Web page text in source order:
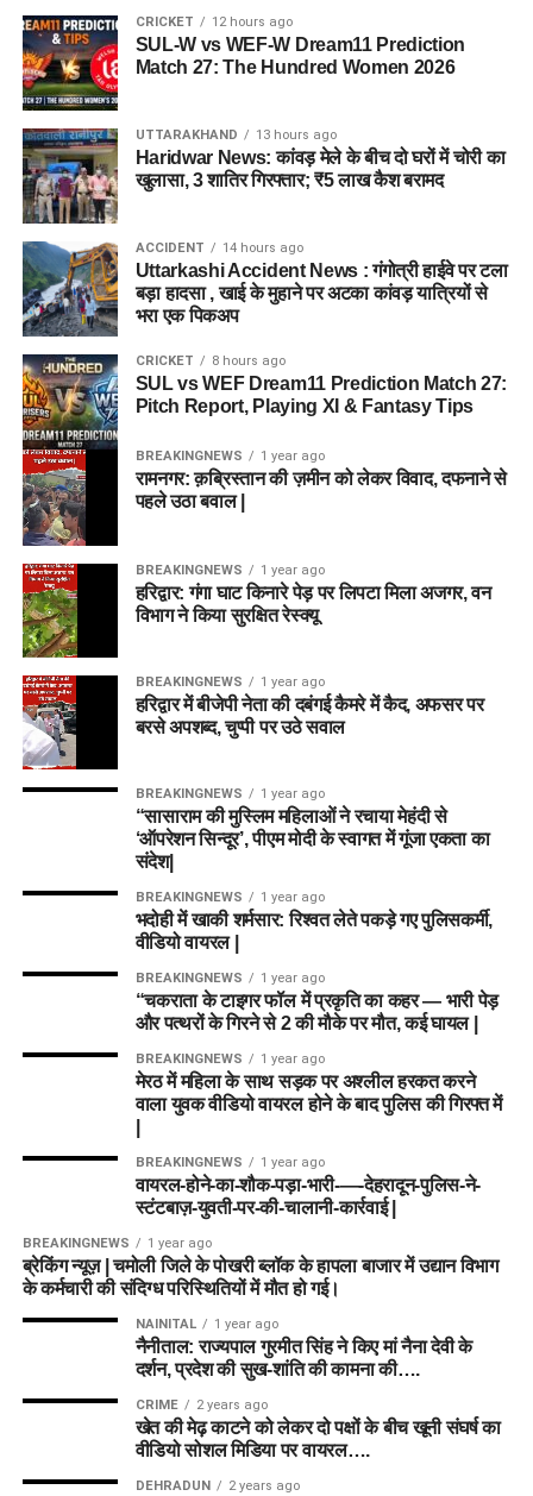
CRICKET 12 hours ago
SUL-W vs WEF-W Dream11 Prediction
Match 27: The Hundred Women 2026
UTTARAKHAND 13 hours ago
Haridwar News: कांवड़ मेले के बीच दो घरों में चोरी का
खुलासा, 3 शातिर गिरफ्तार; ₹5 लाख कैश बरामद
ACCIDENT 14 hours ago
Uttarkashi Accident News : गंगोत्री हाईवे पर टला
बड़ा हादसा , खाई के मुहाने पर अटका कांवड़ यात्रियों से
भरा एक पिकअप
CRICKET 8 hours ago
SUL vs WEF Dream11 Prediction Match 27:
Pitch Report, Playing XI & Fantasy Tips
BREAKINGNEWS 1 year ago
रामनगर: क़ब्रिस्तान की ज़मीन को लेकर विवाद, दफनाने से
पहले उठा बवाल |
BREAKINGNEWS 1 year ago
हरिद्वार: गंगा घाट किनारे पेड़ पर लिपटा मिला अजगर, वन
विभाग ने किया सुरक्षित रेस्क्यू
BREAKINGNEWS 1 year ago
हरिद्वार में बीजेपी नेता की दबंगई कैमरे में कैद, अफसर पर
बरसे अपशब्द, चुप्पी पर उठे सवाल
BREAKINGNEWS 1 year ago
“सासाराम की मुस्लिम महिलाओं ने रचाया मेहंदी से
‘ऑपरेशन सिन्दूर’, पीएम मोदी के स्वागत में गूंजा एकता का
संदेश|
BREAKINGNEWS 1 year ago
भदोही में खाकी शर्मसार: रिश्वत लेते पकड़े गए पुलिसकर्मी,
वीडियो वायरल |
BREAKINGNEWS 1 year ago
“चकराता के टाइगर फॉल में प्रकृति का कहर — भारी पेड़
और पत्थरों के गिरने से 2 की मौके पर मौत, कई घायल |
BREAKINGNEWS 1 year ago
मेरठ में महिला के साथ सड़क पर अश्लील हरकत करने
वाला युवक वीडियो वायरल होने के बाद पुलिस की गिरफ्त में
BREAKINGNEWS 1 year ago
वायरल-होने-का-शौक-पड़ा-भारी-—-देहरादून-पुलिस-ने-
स्टंटबाज़-युवती-पर-की-चालानी-कार्रवाई |
BREAKINGNEWS 1 year ago
ब्रेकिंग न्यूज़ | चमोली जिले के पोखरी ब्लॉक के हापला बाजार में उद्यान विभाग
के कर्मचारी की संदिग्ध परिस्थितियों में मौत हो गई।
NAINITAL 1 year ago
नैनीताल: राज्यपाल गुरमीत सिंह ने किए मां नैना देवी के
दर्शन, प्रदेश की सुख-शांति की कामना की….
CRIME 2 years ago
खेत की मेढ़ काटने को लेकर दो पक्षों के बीच खूनी संघर्ष का
वीडियो सोशल मिडिया पर वायरल….
DEHRADUN 2 years ago